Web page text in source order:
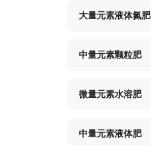
大量元素液体氮肥
中量元素颗粒肥
微量元素水溶肥
中量元素液体肥